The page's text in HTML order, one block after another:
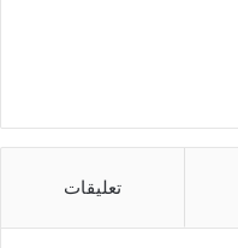
تعليقات